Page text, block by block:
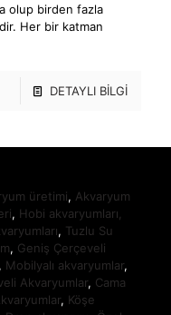
olup birden fazla
Her bir katman
DETAYLI BİLGİ
üretimi, Akvaryum
, Hobi akvaryumları,
, Tuzlu Su
, Geniş Çerçeveli
, Mobilyalı akvaryumlar,
Akvaryumlar, Cama
, Köşe